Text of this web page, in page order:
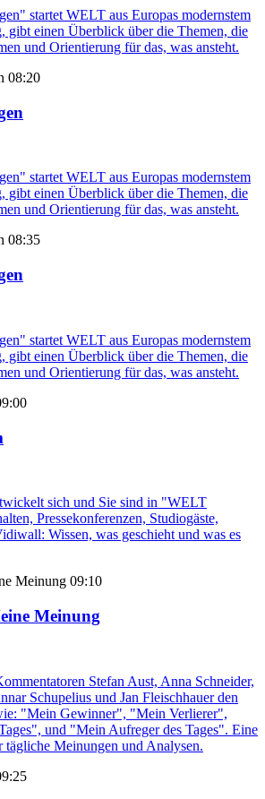
startet WELT aus Europas modernstem
gibt einen Überblick über die Themen, die
und Orientierung für das, was ansteht.
08:20
startet WELT aus Europas modernstem
gibt einen Überblick über die Themen, die
und Orientierung für das, was ansteht.
08:35
startet WELT aus Europas modernstem
gibt einen Überblick über die Themen, die
und Orientierung für das, was ansteht.
sich und Sie sind in "WELT
Pressekonferenzen, Studiogäste,
Wissen, was geschieht und was es
09:10
Meinung
Stefan Aust, Anna Schneider,
Schupelius und Jan Fleischhauer den
"Mein Gewinner", "Mein Verlierer",
und "Mein Aufreger des Tages". Eine
Meinungen und Analysen.